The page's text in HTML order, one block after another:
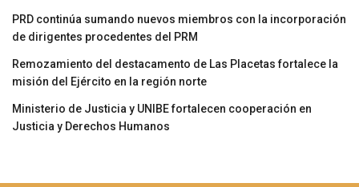
PRD continúa sumando nuevos miembros con la incorporación
de dirigentes procedentes del PRM
Remozamiento del destacamento de Las Placetas fortalece la
misión del Ejército en la región norte
Ministerio de Justicia y UNIBE fortalecen cooperación en
Justicia y Derechos Humanos